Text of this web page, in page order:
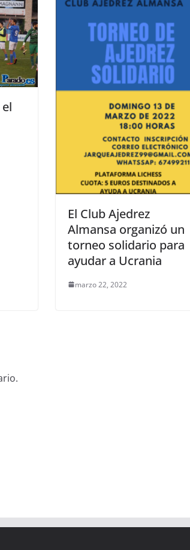
el
volumen.
El Club Ajedrez
Almansa organizó un
torneo solidario para
ayudar a Ucrania
marzo 22, 2022